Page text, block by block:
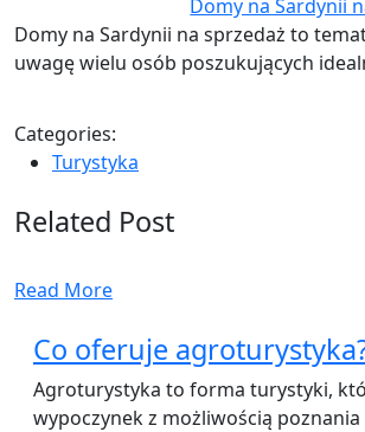
Domy na Sardynii
Domy na Sardynii na sprzedaż to
uwagę wielu osób poszukujących
Categories:
Turystyka
Related Post
Read More
Co oferuje
Agroturystyka to forma turystyki,
wypoczynek z możliwością poznania